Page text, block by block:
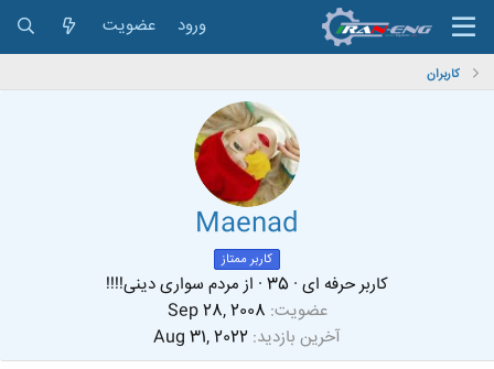
ورود عضویت
کاربران
Maenad
کاربر ممتاز
کاربر حرفه ای ·
· از مردم سواری دینی!!!!
عضویت Sep 28, 2008
آخرین بازدید Aug 31, 2022